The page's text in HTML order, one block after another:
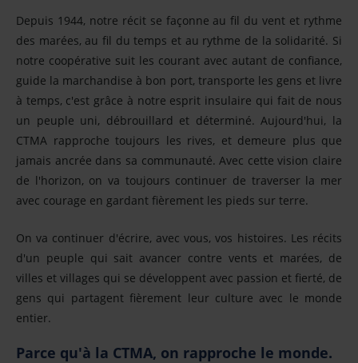
Partenaires
Médias
Infolettre
Nous joindre
Depuis 1944, notre récit se façonne au fil du vent et rythme
des marées, au fil du temps et au rythme de la solidarité. Si
notre coopérative suit les courant avec autant de confiance,
guide la marchandise à bon port, transporte les gens et livre
à temps, c'est grâce à notre esprit insulaire qui fait de nous
un peuple uni, débrouillard et déterminé.Aujourd'hui, la
CTMA rapproche toujours les rives, et demeure plus que
jamais ancrée dans sa communauté. Avec cette vision claire
de l'horizon, on va toujours continuer de traverser la mer
avec courage en gardant fièrement les pieds sur terre.
On va continuer d'écrire, avec vous, vos histoires. Les récits
d'un peuple qui sait avancer contre vents et marées, de
villes et villages qui se développent avec passion et fierté, de
gens qui partagent fièrement leur culture avec le monde
entier.
Parce qu'à la CTMA, on rapproche le monde.